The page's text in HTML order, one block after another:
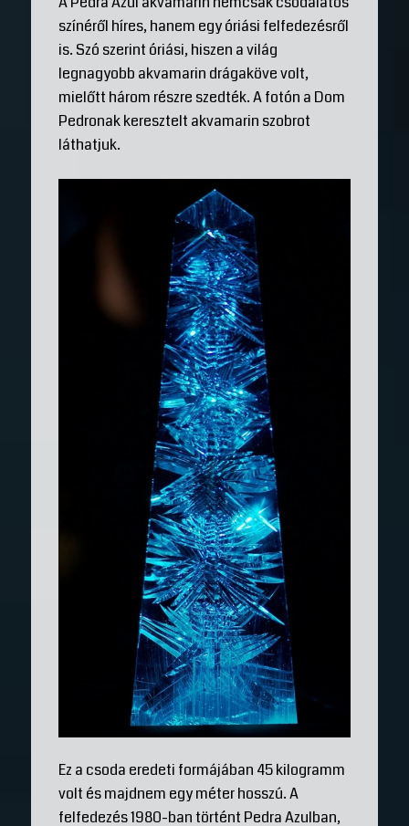
színéről híres, hanem egy óriási felfedezésről
is. Szó szerint óriási, hiszen a világ
legnagyobb akvamarin drágaköve volt,
mielőtt három részre szedték. A fotón a Dom
Pedronak keresztelt akvamarin szobrot
láthatjuk.
Ez a csoda eredeti formájában 45 kilogramm
volt és majdnem egy méter hosszú. A
felfedezés 1980-ban történt Pedra Azulban,